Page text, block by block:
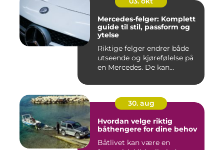
Mercedes-felger: Komplett
guide til stil, passform og
ytelse
Riktige felger endrer både
utseende og kjørefølelse på
en Mercedes. De kan...
30. aug
Hvordan velge riktig
båthengere for dine behov
Båtlivet kan være en